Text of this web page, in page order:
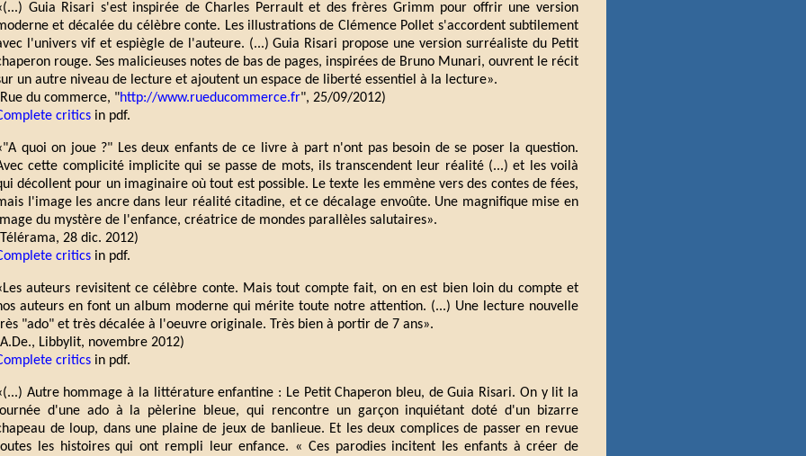
Guia Risari s'est inspirée de Charles Perrault et des frères Grimm pour offrir une version
et décalée du célèbre conte. Les illustrations de Clémence Pollet s'accordent subtilement
l'univers vif et espiègle de l'auteure. (...) Guia Risari propose une version surréaliste du Petit
rouge. Ses malicieuses notes de bas de pages, inspirées de Bruno Munari, ouvrent le récit
un autre niveau de lecture et ajoutent un espace de liberté essentiel à la lecture».
du commerce, "http://www.rueducommerce.fr", 25/09/2012)
critics in pdf.
quoi on joue ?" Les deux enfants de ce livre à part n'ont pas besoin de se poser la question.
cette complicité implicite qui se passe de mots, ils transcendent leur réalité (...) et les voilà
décollent pour un imaginaire où tout est possible. Le texte les emmène vers des contes de fées,
I'image les ancre dans leur réalité citadine, et ce décalage envoûte. Une magnifique mise en
du mystère de l'enfance, créatrice de mondes parallèles salutaires».
28 dic. 2012)
critics in pdf.
auteurs revisitent ce célèbre conte. Mais tout compte fait, on en est bien loin du compte et
auteurs en font un album moderne qui mérite toute notre attention. (...) Une lecture nouvelle
"ado" et très décalée à l'oeuvre originale. Très bien à portir de 7 ans».
Libbylit, novembre 2012)
critics in pdf.
Autre hommage à la littérature enfantine : Le Petit Chaperon bleu, de Guia Risari. On y lit la
d'une ado à la pèlerine bleue, qui rencontre un garçon inquiétant doté d'un bizarre
de loup, dans une plaine de jeux de banlieue. Et les deux complices de passer en revue
les histoires qui ont rempli leur enfance. « Ces parodies incitent les enfants à créer de